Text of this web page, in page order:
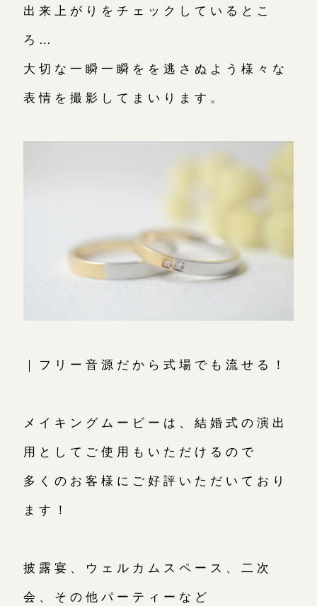
出来上がりをチェックしているとこ
ろ…
大切な一瞬一瞬をを逃さぬよう様々な
表情を撮影してまいります。
｜フリー音源だから式場でも流せる！
メイキングムービーは、結婚式の演出
用としてご使用もいただけるので
多くのお客様にご好評いただいており
ます！
披露宴、ウェルカムスペース、二次
会、その他パーティーなど